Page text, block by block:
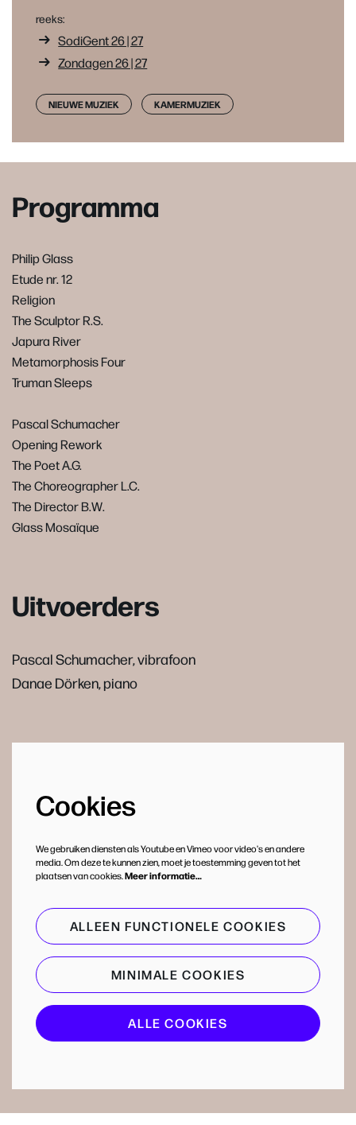
reeks:
SodiGent 26 | 27
Zondagen 26 | 27
NIEUWE MUZIEK KAMERMUZIEK
Programma
Philip Glass
Etude nr. 12
Religion
The Sculptor R.S.
Japura River
Metamorphosis Four
Truman Sleeps
Pascal Schumacher
Opening Rework
The Poet A.G.
The Choreographer L.C.
The Director B.W.
Glass Mosaïque
Uitvoerders
Pascal Schumacher, vibrafoon
Danae Dörken, piano
Cookies
We gebruiken diensten als Youtube en Vimeo voor video's en andere
media. Om deze te kunnen zien, moet je toestemming geven tot het
plaatsen van cookies.Meer informatie…
ALLEEN FUNCTIONELE COOKIES
MINIMALE COOKIES
ALLE COOKIES